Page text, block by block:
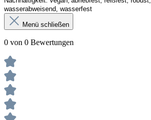
wasserabweisend, wasserfest
Menü schließen
0 von 0 Bewertungen